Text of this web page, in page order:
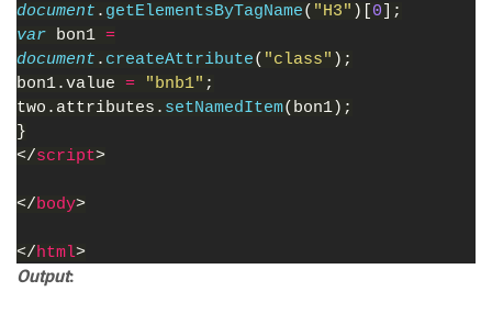
document . getElementsByTagName( "H3" )[0];
var
bon1 =
document . createAttribute( "class" );
bon1.value = "bnb1" ;
two.attributes. setNamedItem(bon1);
}
</script>
</body>
</html>
Output: